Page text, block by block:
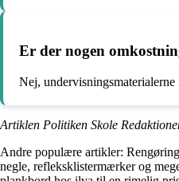
Er der nogen
Nej,
Artiklen Politiken Skole
Andre populære artikler:
negle, refleksklistermærker og